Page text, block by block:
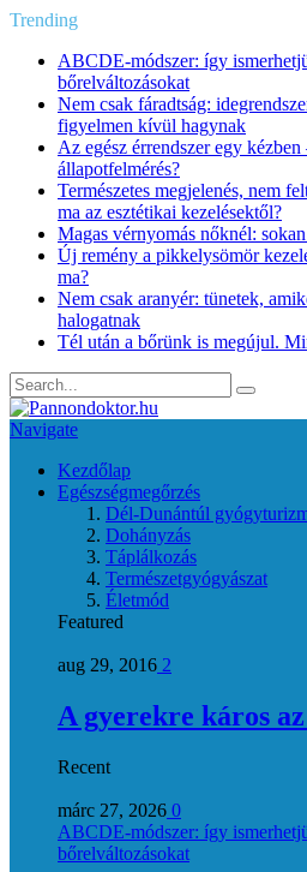
Trending
ABCDE‑módszer: így
bőrelváltozásokat
Nem csak fáradtság:
figyelmen kívül hagynak
Az egész érrendszer egy
állapotfelmérés?
Természetes megjelenés, nem
ma az esztétikai kezelésektől?
Magas vérnyomás nőknél:
Új remény a pikkelysömör
ma?
Nem csak aranyér: tünetek,
halogatnak
Tél után a bőrünk is megújul.
Navigate
Kezdőlap
Egészségmegőrzés
Dél-Dunántúl
Dohányzás
Táplálkozás
Természetgyógyászat
Életmód
Featured
aug 29, 2016 2
A gyerekre káros az
Recent
márc 27, 2026 0
ABCDE‑módszer: így
bőrelváltozásokat